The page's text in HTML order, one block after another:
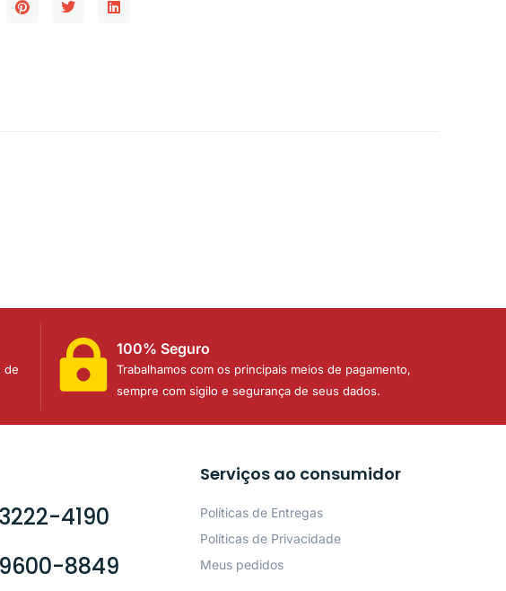
de
100% Seguro
Trabalhamos com os principais meios de pagamento,
sempre com sigilo e segurança de seus dados.
4190
8849
Serviços ao consumidor
Políticas de Entregas
Políticas de Privacidade
Meus pedidos